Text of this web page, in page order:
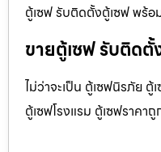
ตู้เซฟ รับติดตั้งตู้เซฟ พร้
ขายตู้เซฟ รับติดตั้
ไม่ว่าจะเป็น ตู้เซฟนิรภัย
ตู้เซฟโรงแรม ตู้เซฟราคา